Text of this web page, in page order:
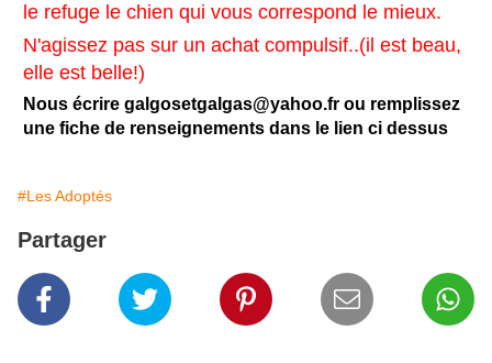
le refuge le chien qui vous correspond le mieux.
N'agissez pas sur un achat compulsif..(il est beau,
elle est belle!)
Nous écrire galgosetgalgas@yahoo.fr ou remplissez
une fiche de renseignements dans le lien ci dessus
#Les Adoptés
Partager